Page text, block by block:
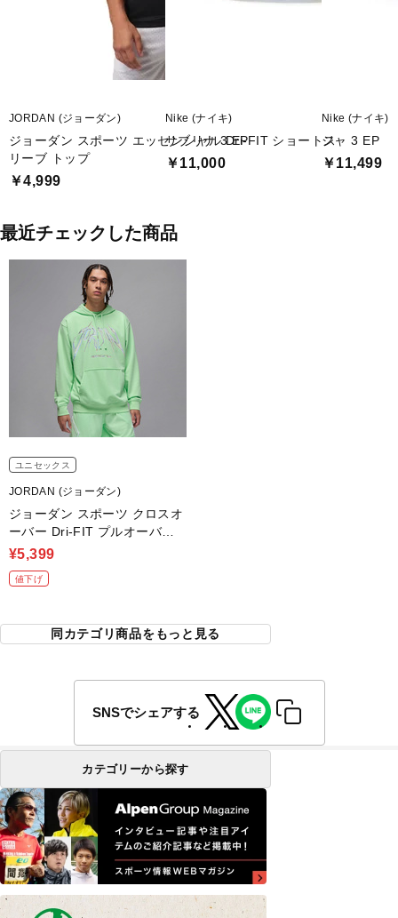
JORDAN (ジョーダン)
ジョーダン スポーツ エッセンシャル Dri-FIT ショートス
リーブ トップ
￥4,999
Nike (ナイキ)
サブリナ 3 EP
￥11,000
Nike (ナイキ)
ジャ 3 EP
￥11,499
最近チェックした商品
ユニセックス
JORDAN (ジョーダン)
ジョーダン スポーツ クロスオ
ーバー Dri-FIT プルオーバー
フリース パーカー
¥5,399
値下げ
同カテゴリ商品をもっと見る
SNSでシェアする
カテゴリーから探す